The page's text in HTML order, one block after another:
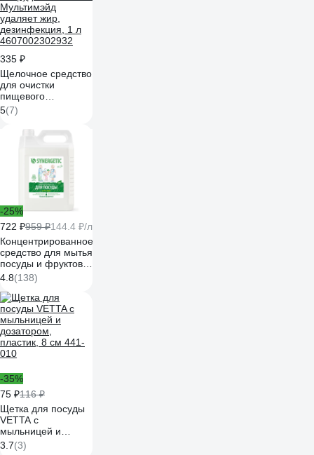
335 ₽
Щелочное средство
для очистки
пищевого
оборудования 51АБ
Мультимэйд
удаляет жир,
5(7)
-25%
722 ₽959 ₽144.4 ₽/л
Концентрированное
средство для мытья
посуды и фруктов
Synergetic Алоэ
флакон, 5 л
4623722258380
103503
4.8(138)
-35%
75 ₽116 ₽
Щетка для посуды
VETTA с
мыльницей и
дозатором,
3.7(3)